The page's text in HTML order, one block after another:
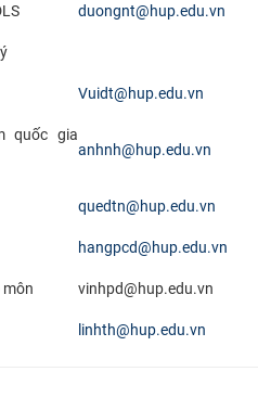
duongnt@hup.edu.vn
Vuidt@hup.edu.vn
quốc gia
anhnh@hup.edu.vn
quedtn@hup.edu.vn
hangpcd@hup.edu.vn
môn vinhpd@hup.edu.vn
linhth@hup.edu.vn